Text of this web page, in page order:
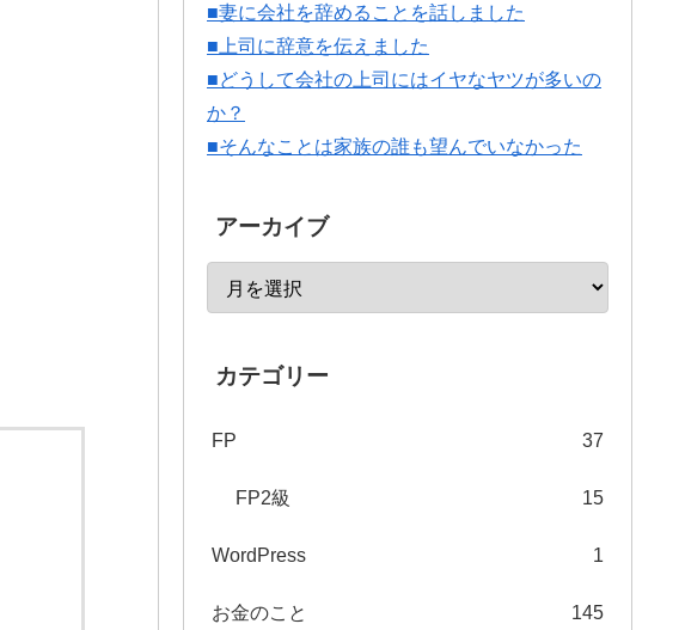
■妻に会社を辞めることを話しました
■上司に辞意を伝えました
■どうして会社の上司にはイヤなヤツが多いの
か？
■そんなことは家族の誰も望んでいなかった
アーカイブ
カテゴリー
FP 37
FP2級 15
WordPress 1
お金のこと 145